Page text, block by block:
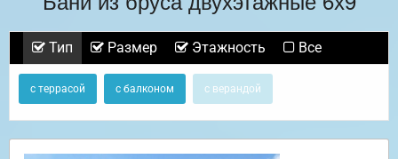
Тип Размер Этажность Все
с террасой с балконом с верандой